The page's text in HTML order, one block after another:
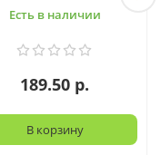
Есть в наличии
189.50 р.
В корзину